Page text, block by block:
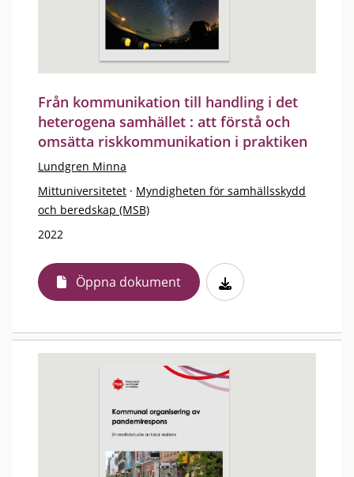
Från kommunikation till handling i det
heterogena samhället : att förstå och
omsätta riskkommunikation i praktiken
Lundgren Minna
Mittuniversitetet · Myndigheten för samhällsskydd
och beredskap (MSB)
2022
Öppna dokument